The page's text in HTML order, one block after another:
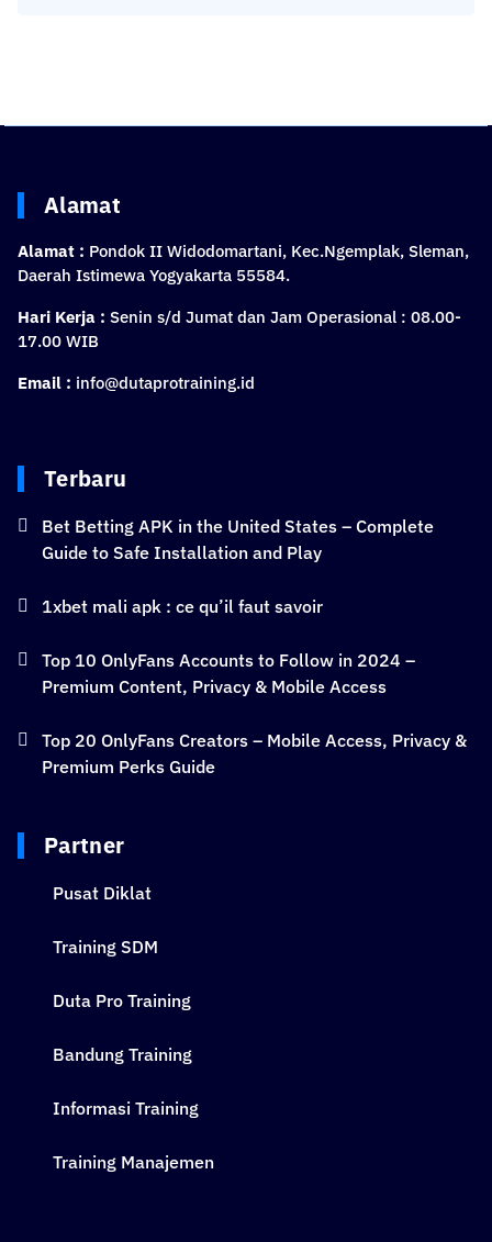
Alamat
Alamat : Pondok II Widodomartani, Kec.Ngemplak, Sleman,
Daerah Istimewa Yogyakarta 55584.
Hari Kerja : Senin s/d Jumat dan Jam Operasional : 08.00-
17.00 WIB
Email : info@dutaprotraining.id
Terbaru
Bet Betting APK in the United States – Complete
Guide to Safe Installation and Play
1xbet mali apk : ce qu’il faut savoir
Top 10 OnlyFans Accounts to Follow in 2024 –
Premium Content, Privacy & Mobile Access
Top 20 OnlyFans Creators – Mobile Access, Privacy &
Premium Perks Guide
Partner
Pusat Diklat
Training SDM
Duta Pro Training
Bandung Training
Informasi Training
Training Manajemen